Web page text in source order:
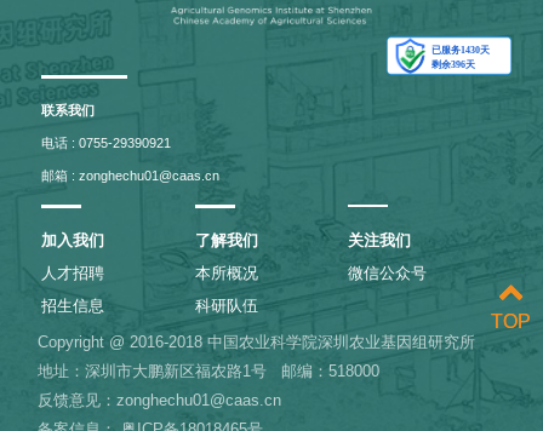
联系我们
电话 : 0755-29390921
邮箱 : zonghechu01@caas.cn
加入我们
人才招聘
招生信息
了解我们
本所概况
科研队伍
关注我们
微信公众号
Copyright @ 2016-2018 中国农业科学院深圳农业基因组研究所
地址：深圳市大鹏新区福农路1号
邮编：518000
反馈意见：zonghechu01@caas.cn
TOP
TOP